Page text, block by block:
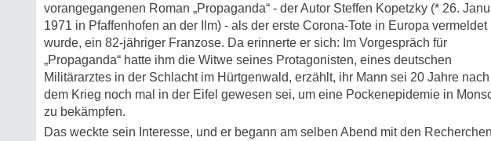
vorangegangenen Roman „Propaganda“ - der Autor Steffen Kopetzky (* 26.
1971 in Pfaffenhofen an der Ilm) - als der erste Corona-Tote in Europa vermeldet
wurde, ein 82-jähriger Franzose. Da erinnerte er sich: Im Vorgespräch für
„Propaganda“ hatte ihm die Witwe seines Protagonisten, eines deutschen
Militärarztes in der Schlacht im Hürtgenwald, erzählt, ihr Mann sei 20 Jahre nach
dem Krieg noch mal in der Eifel gewesen sei, um eine Pockenepidemie in
zu bekämpfen.
Das weckte sein Interesse, und er begann am selben Abend mit den